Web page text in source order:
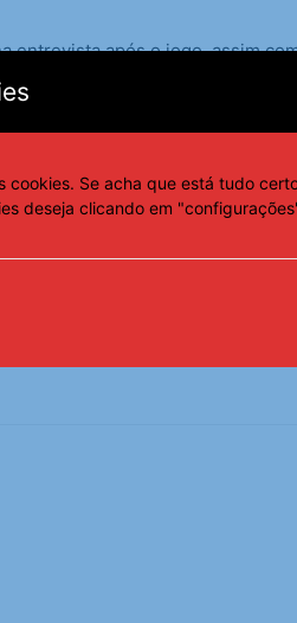
entrevista após o jogo, assim
brincou com a cantoria do
vitórias do clube, e destacou o
o presidente cantando. O
assim depois do jogo contra a
paga couvert artístico para ele”,
cookies. Se acha que está tudo
deseja clicando em